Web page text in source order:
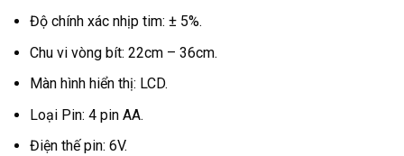
Độ chính xác nhịp tim: ± 5%.
Chu vi vòng bít: 22cm – 36cm.
Màn hình hiển thị: LCD.
Loại Pin: 4 pin AA.
Điện thế pin: 6V.